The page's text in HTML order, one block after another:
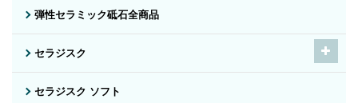
弾性セラミック砥石全商品
セラジスク
セラジスク ソフト